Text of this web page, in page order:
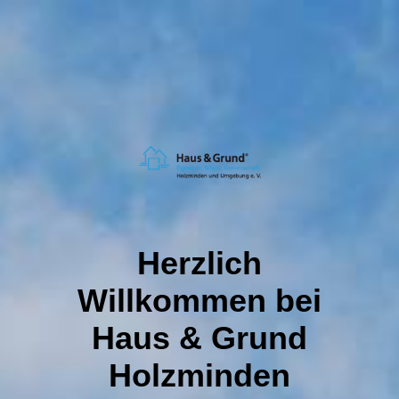
Herzlich
Willkommen bei
Haus & Grund
Holzminden